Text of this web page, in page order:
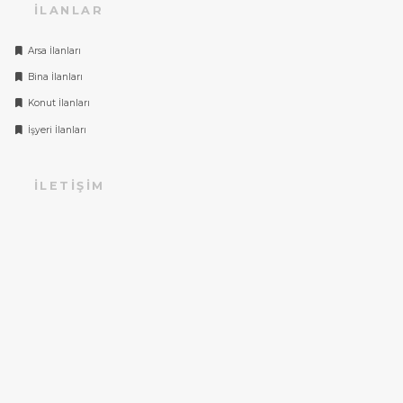
İLANLAR
Arsa İlanları
Bina İlanları
Konut İlanları
İşyeri İlanları
İLETIŞIM